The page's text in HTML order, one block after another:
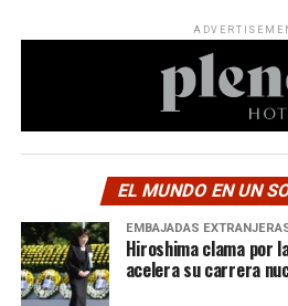
EL MUNDO EN UN
EMBAJADAS
Hiroshima clama por
acelera su carrera